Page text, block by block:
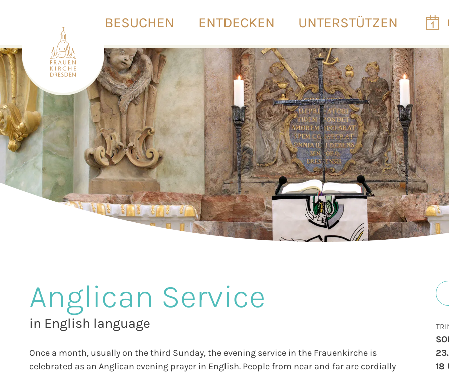
BESUCHEN ENTDECKEN UNTERSTÜTZEN
Anglican Service
in English language
Once a month, usually on the third Sunday, the evening service in the Frauenkirche is
celebrated as an Anglican evening prayer in English. People from near and far are cordially
18